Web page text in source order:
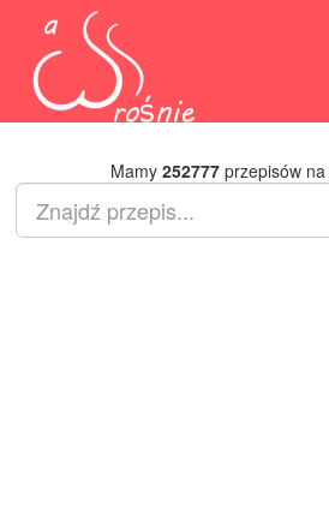
Mamy 252777przepisów na